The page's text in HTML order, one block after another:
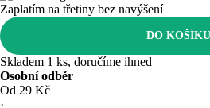
Zaplatím na třetiny bez navýšení
DO KOŠÍKU
Skladem 1 ks, doručíme ihned
Osobní odběr
Od 29 Kč
·